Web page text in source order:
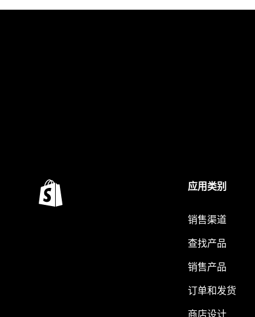
应用类别
销售渠道
查找产品
销售产品
订单和发货
商店设计